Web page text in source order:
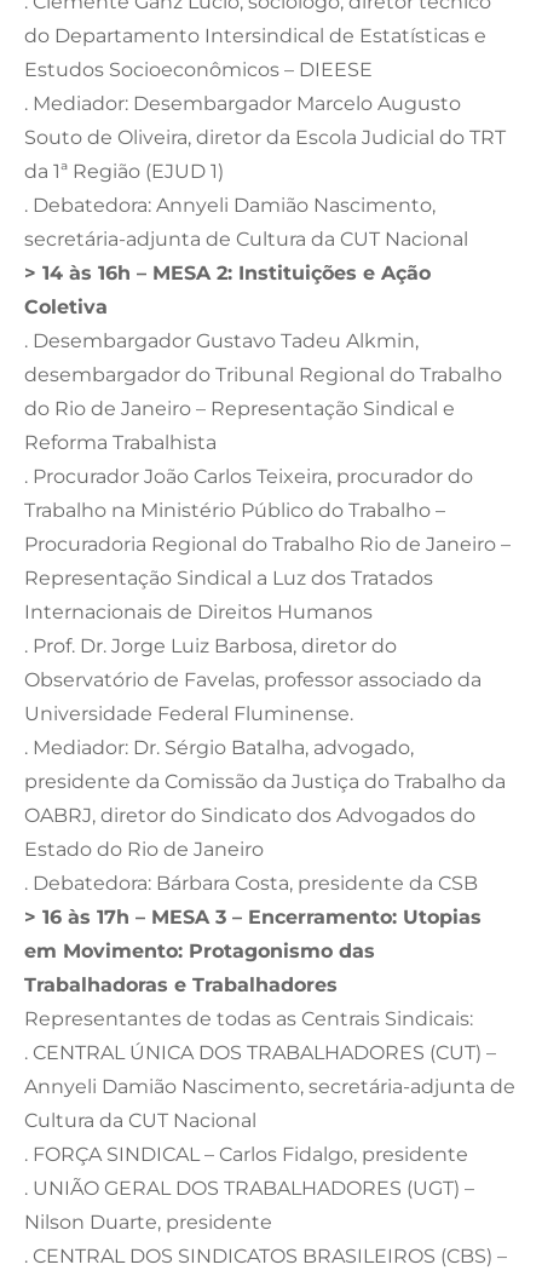
do Departamento Intersindical de Estatísticas e
Estudos Socioeconômicos – DIEESE
. Mediador: Desembargador Marcelo Augusto
Souto de Oliveira, diretor da Escola Judicial do TRT
da 1ª Região (EJUD 1)
. Debatedora: Annyeli Damião Nascimento,
secretária-adjunta de Cultura da CUT Nacional
> 14 às 16h – MESA 2: Instituições e Ação
Coletiva
. Desembargador Gustavo Tadeu Alkmin,
desembargador do Tribunal Regional do Trabalho
do Rio de Janeiro – Representação Sindical e
Reforma Trabalhista
. Procurador João Carlos Teixeira, procurador do
Trabalho na Ministério Público do Trabalho –
Procuradoria Regional do Trabalho Rio de Janeiro –
Representação Sindical a Luz dos Tratados
Internacionais de Direitos Humanos
. Prof. Dr. Jorge Luiz Barbosa, diretor do
Observatório de Favelas, professor associado da
Universidade Federal Fluminense.
. Mediador: Dr. Sérgio Batalha, advogado,
presidente da Comissão da Justiça do Trabalho da
OABRJ, diretor do Sindicato dos Advogados do
Estado do Rio de Janeiro
. Debatedora: Bárbara Costa, presidente da CSB
> 16 às 17h – MESA 3 – Encerramento: Utopias
em Movimento: Protagonismo das
Trabalhadoras e Trabalhadores
Representantes de todas as Centrais Sindicais:
. CENTRAL ÚNICA DOS TRABALHADORES (CUT) –
Annyeli Damião Nascimento, secretária-adjunta de
Cultura da CUT Nacional
. FORÇA SINDICAL – Carlos Fidalgo, presidente
. UNIÃO GERAL DOS TRABALHADORES (UGT) –
Nilson Duarte, presidente
. CENTRAL DOS SINDICATOS BRASILEIROS (CBS) –